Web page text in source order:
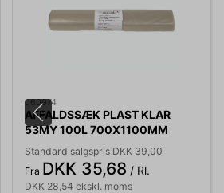
060974
AFFALDSSÆK PLAST KLAR
53MY 100L 700X1100MM
LUKSUS 10STK/RL
Standard salgspris DKK 39,00
Fra DKK 35,68 / Rl.
DKK 28,54 ekskl. moms